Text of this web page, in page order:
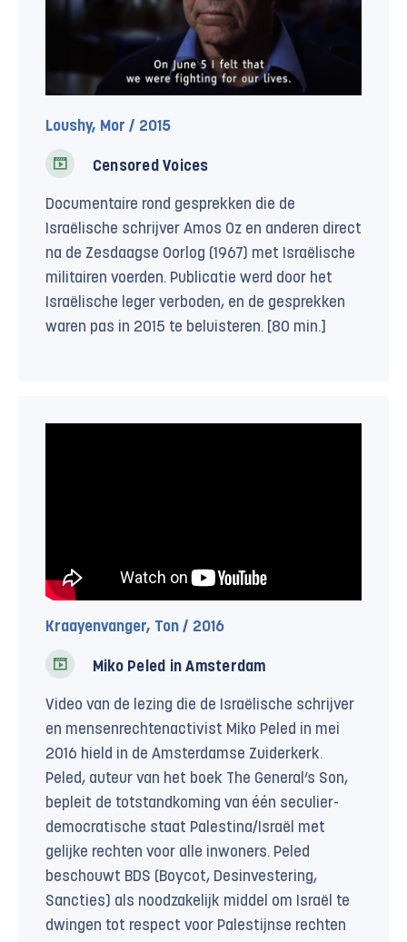
Loushy, Mor / 2015
Censored Voices
Documentaire rond gesprekken die de
Israëlische schrijver Amos Oz en anderen direct
na de Zesdaagse Oorlog (1967) met Israëlische
militairen voerden. Publicatie werd door het
Israëlische leger verboden, en de gesprekken
waren pas in 2015 te beluisteren. [80 min.]
Kraayenvanger, Ton / 2016
Miko Peled in Amsterdam
Video van de lezing die de Israëlische schrijver
en mensenrechtenactivist Miko Peled in mei
2016 hield in de Amsterdamse Zuiderkerk.
Peled, auteur van het boek The General’s Son,
bepleit de totstandkoming van één seculier-
democratische staat Palestina/Israël met
gelijke rechten voor alle inwoners. Peled
beschouwt BDS (Boycot, Desinvestering,
Sancties) als noodzakelijk middel om Israël te
dwingen tot respect voor Palestijnse rechten